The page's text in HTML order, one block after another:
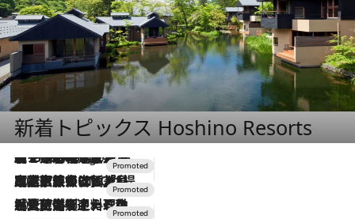
新着トピックス Hoshino Resorts
2 Hours Ago
【トンボの足水浴】ヒノキの香りに包まれて涼感マックス！約13℃の湧水かけ流しを避暑地「星野温泉 トンボの湯」で体験
2026.7.31
【ホテル帰省】という選択肢をOMOが提案。家族とほどよい距離を保つには「昼は実家、夜は気兼ねなくホテルで！」
2026.7.24
【夏限定ディナーコース】旬を迎える稚鮎や花ズッキーニなどをイタリア・トスカーナの郷土料理の手法で満喫！